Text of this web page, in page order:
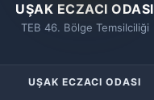
UŞAK ECZACI ODASI
TEB 46. Bölge Temsilciliği
UŞAK ECZACI ODASI